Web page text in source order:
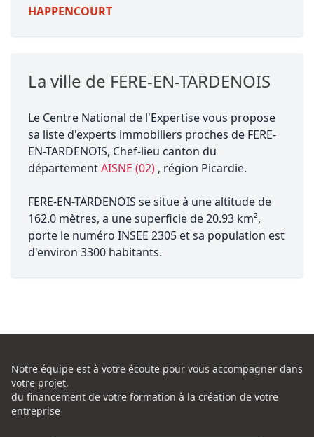
HAPPENCOURT
La ville de FERE-EN-TARDENOIS
Le Centre National de l'Expertise vous propose
sa liste d'experts immobiliers proches de FERE-
EN-TARDENOIS, Chef-lieu canton du
départementAISNE (02) , région Picardie.
FERE-EN-TARDENOIS se situe à une altitude de
162.0 mètres, a une superficie de 20.93 km²,
porte le numéro INSEE 2305 et sa population est
d'environ 3300 habitants.
Notre équipe est à votre écoute pour vous accompagner dans
votre projet,
du financement de votre formation à la création de votre
entreprise